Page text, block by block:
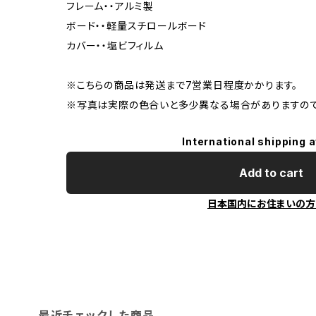
フレーム・・アルミ製
ボード・・軽量スチロールボード
カバー・・塩ビフィルム
※こちらの商品は発送まで7営業日程度かかります。
※写真は実際の色合いと多少異なる場合がありますの
International shipping
Add to cart
日本国内にお住まいの